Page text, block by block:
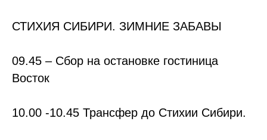
СТИХИЯ СИБИРИ. ЗИМНИЕ ЗАБАВЫ
09.45 – Сбор на остановке гостиница
Восток
10.00 -10.45 Трансфер до Стихии Сибири.